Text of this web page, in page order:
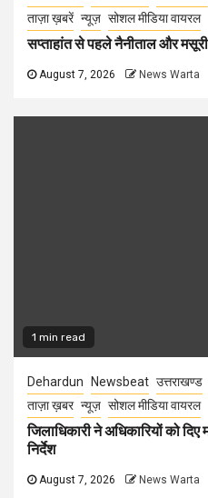
ताज़ा ख़बरें न्यूज़ सोशल मीडिया वायरल
सप्ताहांत से पहले नैनीताल और मसूरी
August 7, 2026 News Warta
1 min read
Dehardun Newsbeat उत्तराखण्ड
ताज़ा ख़बर न्यूज़ सोशल मीडिया वायरल
जिलाधिकारी ने अधिकारियों को
निर्देश
August 7, 2026 News Warta